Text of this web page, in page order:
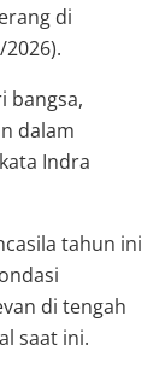
di
bangsa,
dalam
Indra
tahun ini
di tengah
saat ini.